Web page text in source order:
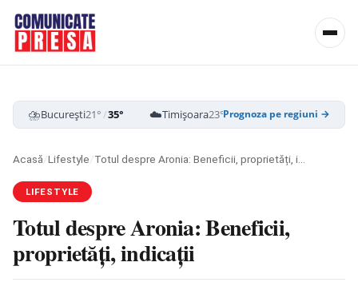
⛈️București21°/35° ☁️Timișoara23°/37° ☁️Cluj-Napoca
Prognoza pe regiuni →
Acasă/Lifestyle/
LIFESTYLE
Totul despre Aronia: Beneficii,
proprietăți, indicații